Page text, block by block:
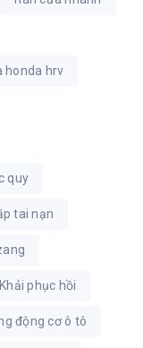
honda hrv
quy
tai nạn
Khải phục hồi
động cơ ô tô